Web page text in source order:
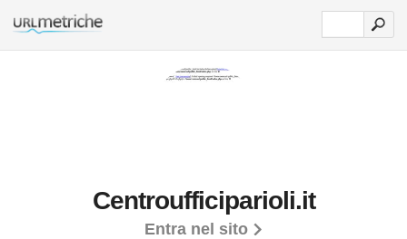
Centroufficiparioli.it
Entra nel sito